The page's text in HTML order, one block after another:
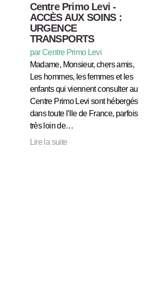
Centre Primo Levi -
ACCÈS AUX SOINS :
URGENCE
TRANSPORTS
par Centre Primo Levi
Madame, Monsieur, chers amis,
Les hommes, les femmes et les
enfants qui viennent consulter au
Centre Primo Levi sont hébergés
dans toute l’Ile de France, parfois
très loin de…
Lire la suite